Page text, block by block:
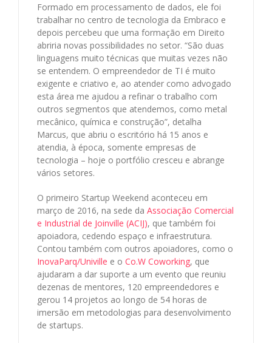
Formado em processamento de dados, ele foi
trabalhar no centro de tecnologia da Embraco e
depois percebeu que uma formação em Direito
abriria novas possibilidades no setor. “São duas
linguagens muito técnicas que muitas vezes não
se entendem. O empreendedor de TI é muito
exigente e criativo e, ao atender como advogado
esta área me ajudou a refinar o trabalho com
outros segmentos que atendemos, como metal
mecânico, química e construção”, detalha
Marcus, que abriu o escritório há 15 anos e
atendia, à época, somente empresas de
tecnologia – hoje o portfólio cresceu e abrange
vários setores.
O primeiro Startup Weekend aconteceu em
março de 2016, na sede da Associação Comercial
e Industrial de Joinville (ACIJ), que também foi
apoiadora, cedendo espaço e infraestrutura.
Contou também com outros apoiadores, como o
InovaParq/Univille e o Co.W Coworking, que
ajudaram a dar suporte a um evento que reuniu
dezenas de mentores, 120 empreendedores e
gerou 14 projetos ao longo de 54 horas de
imersão em metodologias para desenvolvimento
de startups.